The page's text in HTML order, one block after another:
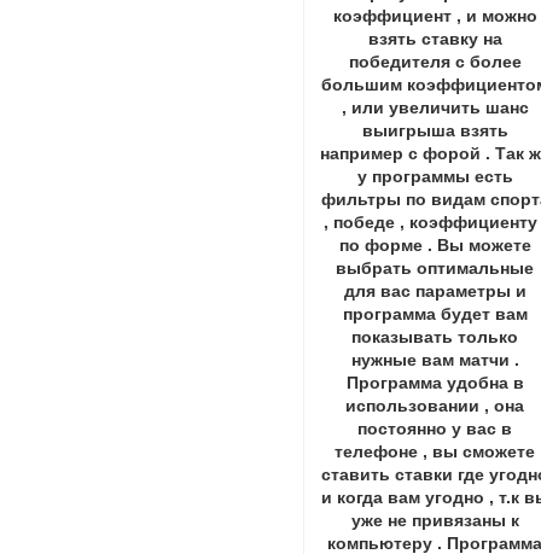
коэффициент , и можно
взять ставку на
победителя с более
большим
, или увеличить шанс
выигрыша взять
например с форой . Так
у программы есть
фильтры по видам
, победе , коэффициенту
по форме . Вы можете
выбрать оптимальные
для вас параметры и
программа будет вам
показывать только
нужные вам матчи .
Программа удобна в
использовании , она
постоянно у вас в
телефоне , вы сможете
ставить ставки где
и когда вам угодно , т.к
уже не привязаны к
компьютеру .